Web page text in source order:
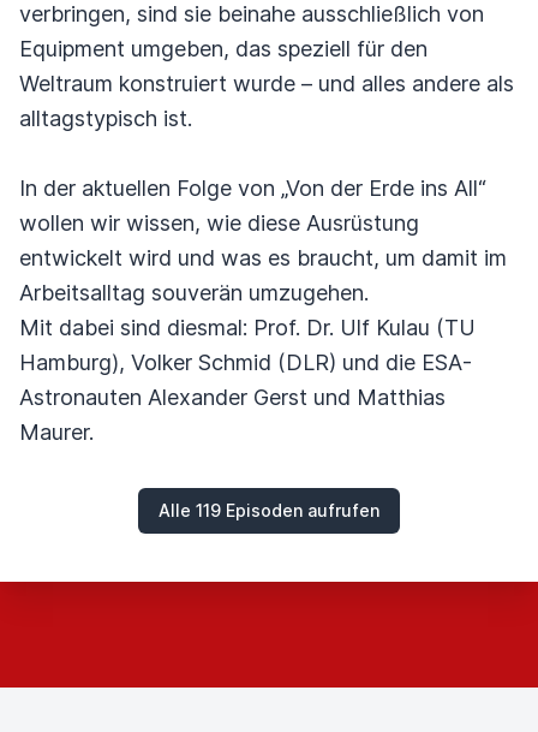
verbringen, sind sie beinahe ausschließlich von
Equipment umgeben, das speziell für den
Weltraum konstruiert wurde – und alles andere als
alltagstypisch ist.
In der aktuellen Folge von „Von der Erde ins All“
wollen wir wissen, wie diese Ausrüstung
entwickelt wird und was es braucht, um damit im
Arbeitsalltag souverän umzugehen.
Mit dabei sind diesmal: Prof. Dr. Ulf Kulau (TU
Hamburg), Volker Schmid (DLR) und die ESA-
Astronauten Alexander Gerst und Matthias
Maurer.
Alle 119 Episoden aufrufen